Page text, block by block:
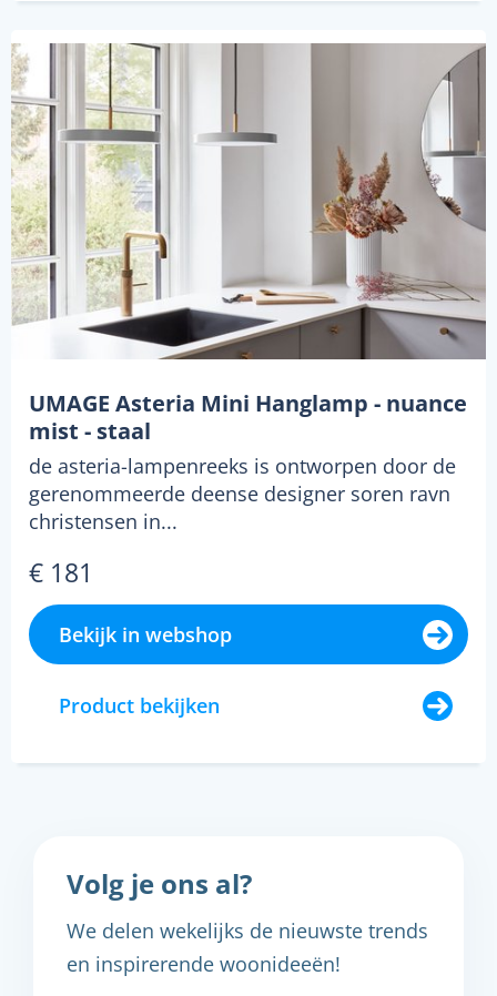
UMAGE Asteria Mini Hanglamp - nuance
mist - staal
de asteria-lampenreeks is ontworpen door de
gerenommeerde deense designer soren ravn
christensen in...
€ 181
Bekijk in webshop
Product bekijken
Volg je ons al?
We delen wekelijks de nieuwste trends
en inspirerende woonideeën!